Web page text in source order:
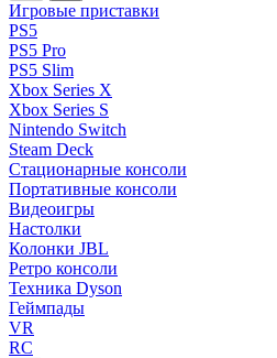
Игровые приставки
PS5
PS5 Pro
PS5 Slim
Xbox Series X
Xbox Series S
Nintendo Switch
Steam Deck
Стационарные консоли
Портативные консоли
Видеоигры
Настолки
Колонки JBL
Ретро консоли
Техника Dyson
Геймпады
VR
RC